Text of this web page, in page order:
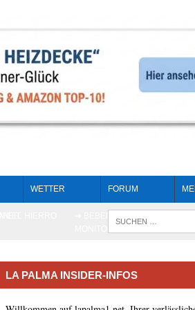
WETTER FORUM
LA PALMA INSIDER-INFOS